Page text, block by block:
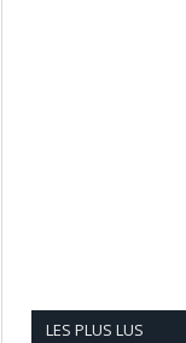
LES PLUS LUS